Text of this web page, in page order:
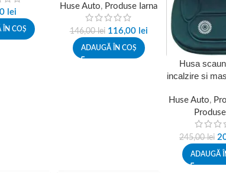
lei
ÎN COȘ
priza auto
Huse Auto, Produse Iarna
146,00lei 116,00 lei
ADAUGĂ ÎN COȘ
Husa
incalzire si
Huse Auto,
245,00lei
ADAUGĂ